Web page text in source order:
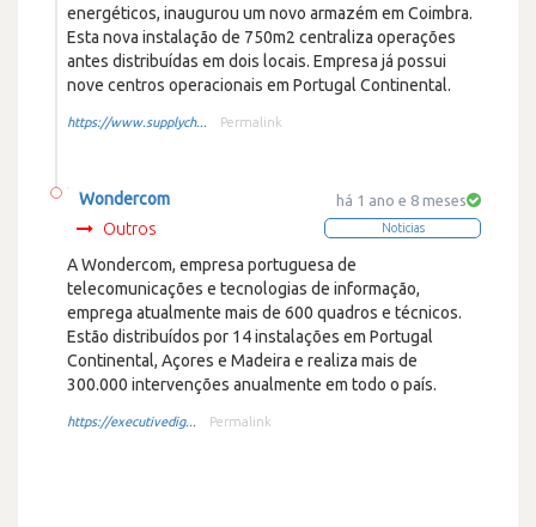
energéticos, inaugurou um novo armazém em Coimbra.
Esta nova instalação de 750m2 centraliza operações
antes distribuídas em dois locais. Empresa já possui
nove centros operacionais em Portugal Continental.
https://www.supplych... Permalink
há 1 ano e 8 meses
Noticias
Wondercom
Outros
A Wondercom, empresa portuguesa de
telecomunicações e tecnologias de informação,
emprega atualmente mais de 600 quadros e técnicos.
Estão distribuídos por 14 instalações em Portugal
Continental, Açores e Madeira e realiza mais de
300.000 intervenções anualmente em todo o país.
https://executivedig... Permalink